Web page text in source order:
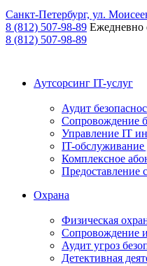
Санкт-Петербург, ул.
8 (812) 507-98-89 Ежедневно
8 (812) 507-98-89
Аутсорсинг IT-услуг
Аудит
Сопровождение
Управление IT
IT-
Комплексное
Предоставление
Охрана
Физическая
Сопровождение
Аудит угроз
Детективная